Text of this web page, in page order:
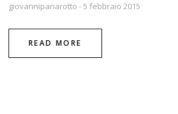
giovannipanarotto -5 febbraio 2015
READ MORE